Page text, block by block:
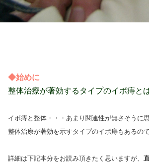
◆始めに
整体治療が著効するタイプのイボ痔と
イボ痔と整体・・・あまり関連性が無さそうに
整体治療が著効を示すタイプのイボ痔もあるので
詳細は下記本分をお読み頂きたく思いますが、